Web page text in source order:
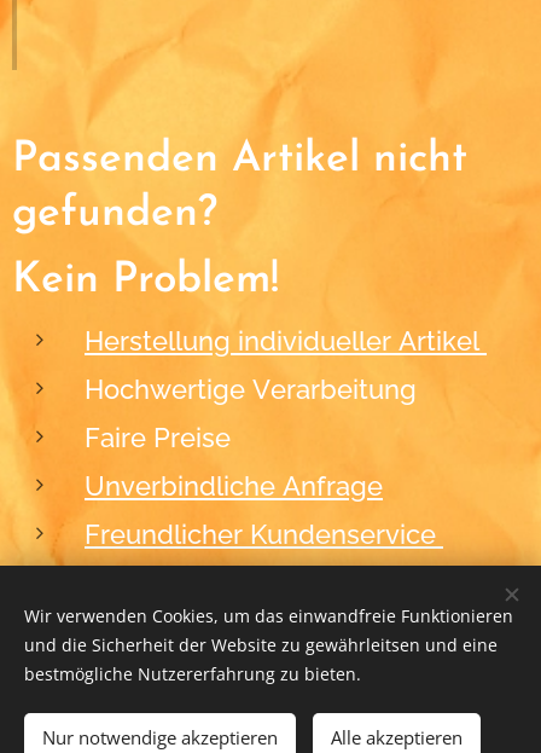
ZUM WARENKORB HINZUFÜGEN
Passenden Artikel nicht
gefunden?
Kein Problem!
Herstellung individueller Artikel
Hochwertige Verarbeitung
Faire Preise
Unverbindliche Anfrage
Freundlicher Kundenservice
2012-2026BLACKFORM Cookies
Wir verwenden Cookies, um das einwandfreie Funktionieren
und die Sicherheit der Website zu gewährleitsen und eine
bestmögliche Nutzererfahrung zu bieten.
Nur notwendige akzeptieren Alle akzeptieren